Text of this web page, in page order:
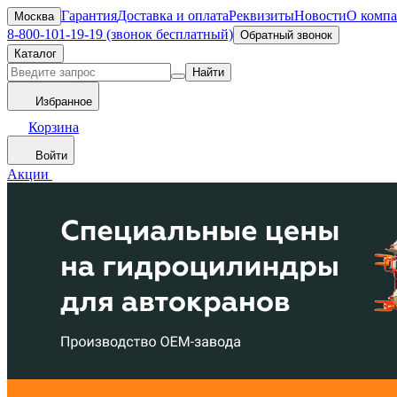
Москва ГарантияДоставка и оплатаРеквизитыНовостиО
8-800-101-19-19 (звонок бесплатный) Обратный звонок
Каталог
Найти
Избранное
Корзина
Войти
Акции